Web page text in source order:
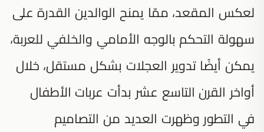
لعكس المقعد، ممّا يمنح الوالدين القدرة على
سهولة التحكم بالوجه الأمامي والخلفي للعربة،
يمكن أيضًا تدوير العجلات بشكل مستقل، خلال
أواخر القرن التاسع عشر بدأت عربات الأطفال
في التطور وظهرت العديد من التصاميم